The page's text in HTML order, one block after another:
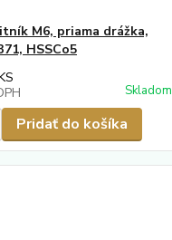
M6, priama drážka,
HSSCo5
Skladom
Pridať do košíka